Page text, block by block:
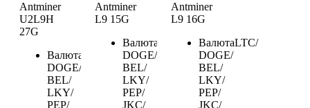
Antminer
U2L9H
27G
Валюта
DOGE/
BEL/
LKY/
PEP/
Antminer
L9 15G
Валюта
DOGE/
BEL/
LKY/
PEP/
JKC/
Antminer
L9 16G
ВалютаLTC/
DOGE/
BEL/
LKY/
PEP/
JKC/